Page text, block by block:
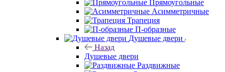
Прямоугольные
Асимметричные
Трапеция
П-образные
Душевые двери
Назад
Душевые двери
Раздвижные